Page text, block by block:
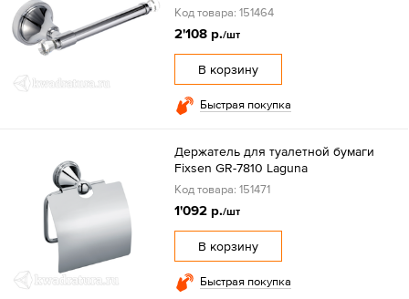
Код товара: 151464
2'108 р./шт
В корзину
Быстрая покупка
Держатель для туалетной бумаги
Fixsen GR-7810 Laguna
Код товара: 151471
1'092 р./шт
В корзину
Быстрая покупка